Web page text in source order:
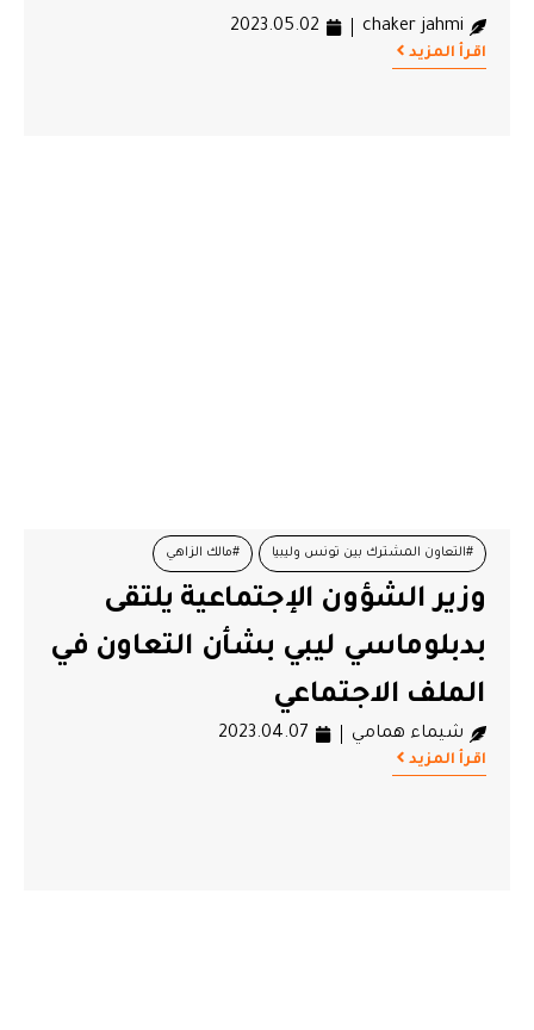
chaker jahmi
2023.05.02
اقرأ المزيد
#التعاون المشترك بين تونس وليبيا #مالك الزاهي
#وزارة الشؤون الإجتماعية القائم بالأعمال في السفارة الليبية
وزير الشؤون الإجتماعية يلتقى
بدبلوماسي ليبي بشأن التعاون في
الملف الاجتماعي
شيماء همامي 2023.04.07
اقرأ المزيد